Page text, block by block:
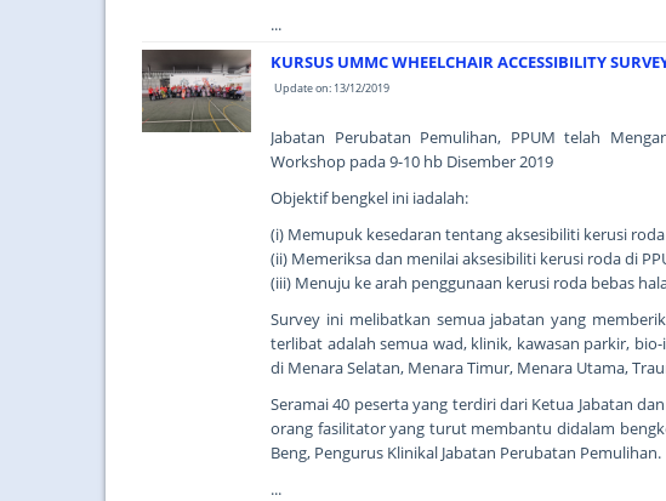
...
KURSUS UMMC WHEELCHAIR ACCESSIBILITY
Update on: 13/12/2019
Jabatan Perubatan Pemulihan, PPUM telah
Workshop pada 9-10 hb Disember 2019
Objektif bengkel ini iadalah:
(i) Memupuk kesedaran tentang aksesibiliti kerusi roda
(ii) Memeriksa dan menilai aksesibiliti kerusi roda di
(iii) Menuju ke arah penggunaan kerusi roda bebas
Survey ini melibatkan semua jabatan yang
terlibat adalah semua wad, klinik, kawasan parkir,
di Menara Selatan, Menara Timur, Menara Utama,
Seramai 40 peserta yang terdiri dari Ketua Jabatan
orang fasilitator yang turut membantu didalam
Beng, Pengurus Klinikal Jabatan Perubatan Pemulihan.
...